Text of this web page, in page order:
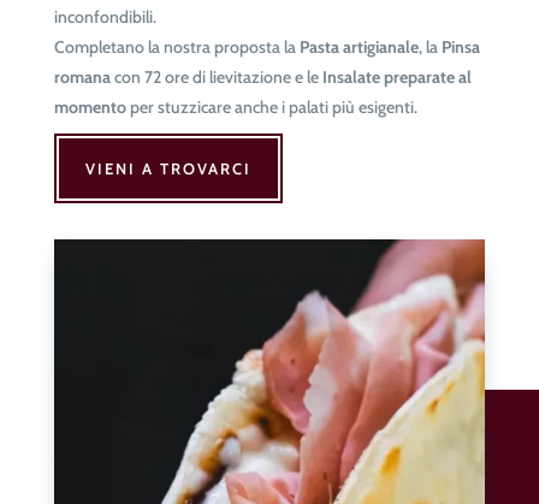
inconfondibili.
Completano la nostra proposta la Pasta artigianale, la Pinsa
romanacon 72 ore di lievitazione e le Insalate preparate al
momentoper stuzzicare anche i palati più esigenti.
VIENI A TROVARCI